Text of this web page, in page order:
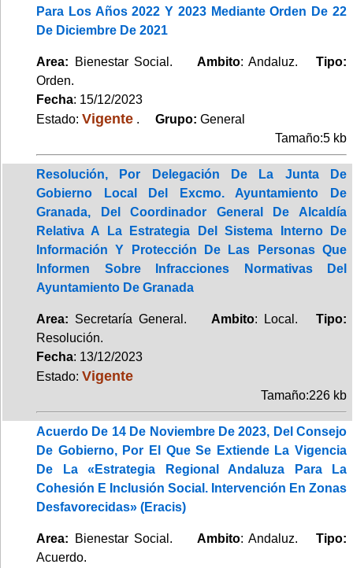
Para Los Años 2022 Y 2023 Mediante Orden De 22
De Diciembre De 2021
Area: Bienestar Social. Ambito: Andaluz.Tipo:
Orden.
Fecha: 15/12/2023
Estado: Vigente . Grupo: General
Tamaño:5 kb
Resolución, Por Delegación De La Junta De
Gobierno Local Del Excmo. Ayuntamiento De
Granada, Del Coordinador General De Alcaldía
Relativa A La Estrategia Del Sistema Interno De
Información Y Protección De Las Personas Que
Informen Sobre Infracciones Normativas Del
Ayuntamiento De Granada
Area: Secretaría General. Ambito: Local.Tipo:
Resolución.
Fecha: 13/12/2023
Estado: Vigente
Tamaño:226 kb
Acuerdo De 14 De Noviembre De 2023, Del Consejo
De Gobierno, Por El Que Se Extiende La Vigencia
De La «Estrategia Regional Andaluza Para La
Cohesión E Inclusión Social. Intervención En Zonas
Desfavorecidas» (Eracis)
Area: Bienestar Social. Ambito: Andaluz.Tipo:
Acuerdo.